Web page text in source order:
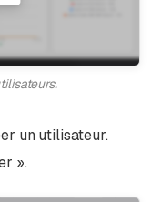
un utilisateur.
».